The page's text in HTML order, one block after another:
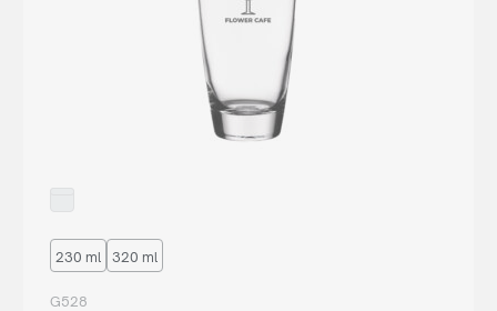
230 ml 320 ml
G528